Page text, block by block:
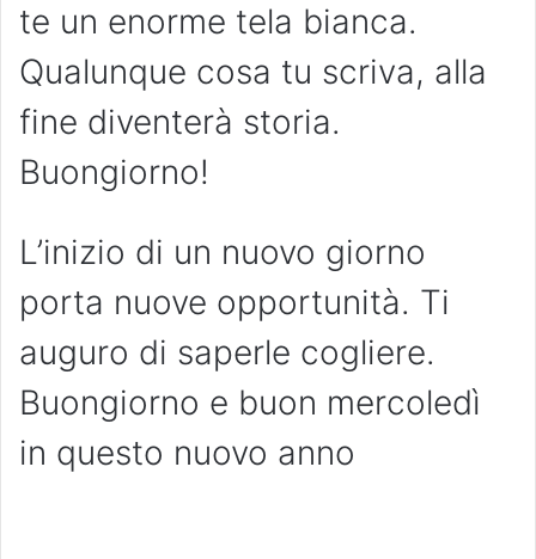
te un enorme tela bianca.
Qualunque cosa tu scriva, alla
fine diventerà storia.
Buongiorno!
L’inizio di un nuovo giorno
porta nuove opportunità. Ti
auguro di saperle cogliere.
Buongiorno e buon mercoledì
in questo nuovo anno